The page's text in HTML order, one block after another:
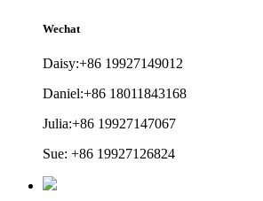
Wechat
Daisy:+86 19927149012
Daniel:+86 18011843168
Julia:+86 19927147067
Sue: +86 19927126824